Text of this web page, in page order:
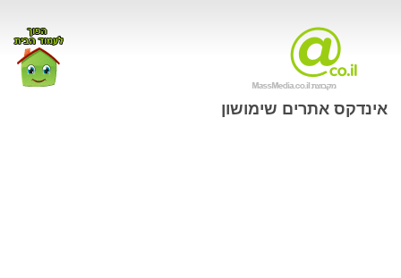
אינדקס אתרים שימושון